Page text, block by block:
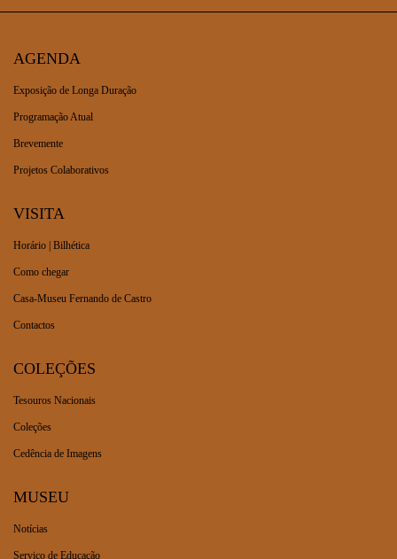
AGENDA
Exposição de Longa Duração
Programação Atual
Brevemente
Projetos Colaborativos
VISITA
Horário | Bilhética
Como chegar
Casa-Museu Fernando de Castro
Contactos
COLEÇÕES
Tesouros Nacionais
Coleções
Cedência de Imagens
MUSEU
Notícias
Serviço de Educação